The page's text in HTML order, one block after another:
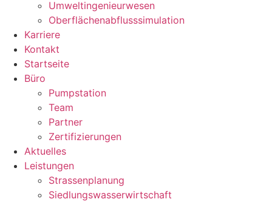
Umweltingenieurwesen
Oberflächenabflusssimulation
Karriere
Kontakt
Startseite
Büro
Pumpstation
Team
Partner
Zertifizierungen
Aktuelles
Leistungen
Strassenplanung
Siedlungswasserwirtschaft